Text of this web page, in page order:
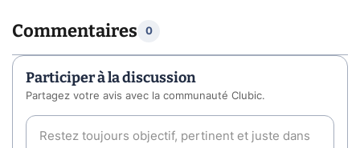
Commentaires 0
Participer à la discussion
Partagez votre avis avec la communauté Clubic.